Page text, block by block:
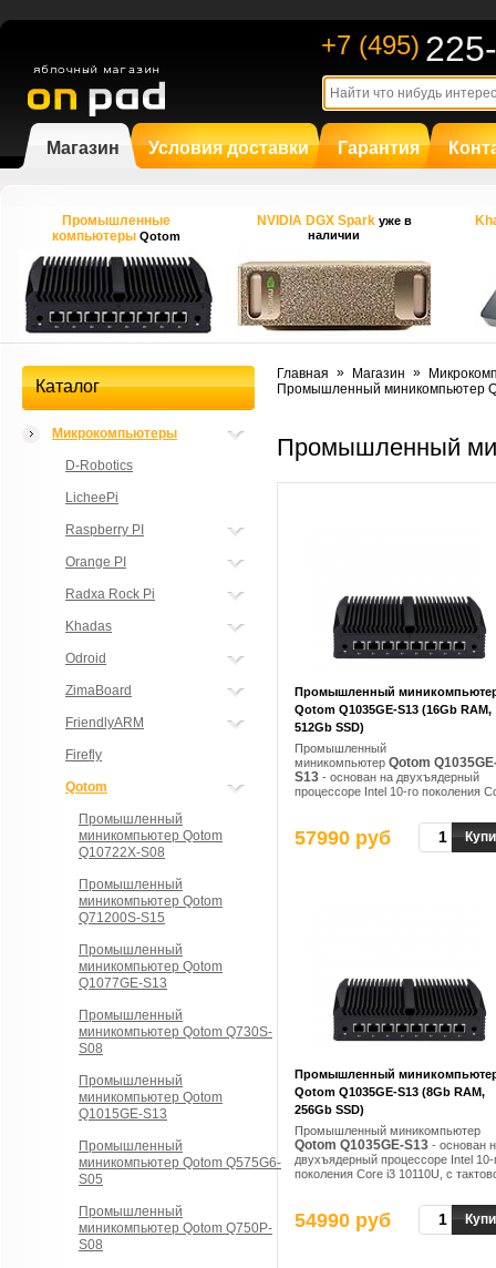
+7 (495)
Магазин Условия доставки Гарантия
Промышленные
компьютерыQotom
NVIDIA DGX Spark уже в
наличии
Каталог
Микрокомпьютеры
D-Robotics
LicheePi
Raspberry PI
Orange PI
Radxa Rock Pi
Khadas
Odroid
ZimaBoard
FriendlyARM
Firefly
Qotom
Промышленный
миникомпьютер Qotom
Q10722X-S08
Промышленный
миникомпьютер Qotom
Q71200S-S15
Промышленный
миникомпьютер Qotom
Q1077GE-S13
Промышленный
миникомпьютер Qotom Q730S-
S08
Промышленный
миникомпьютер Qotom
Q1015GE-S13
Промышленный
миникомпьютер Qotom Q575G6-
S05
Промышленный
миникомпьютер Qotom Q750P-
S08
Главная » Магазин »
Промышленный миникомпьютер
Промышленный
Промышленный
Qotom Q1035GE-S13 (16Gb RAM,
512Gb SSD)
Промышленный
миникомпьютер Qotom
S13 - основан на двухъядерный
процессоре Intel 10-го поколения
57990 руб
Промышленный
Qotom Q1035GE-S13 (8Gb RAM,
256Gb SSD)
Промышленный миникомпьютер
Qotom Q1035GE-S13 - основан
двухъядерный процессоре Intel 10-
поколения Core i3 10110U, с
54990 руб